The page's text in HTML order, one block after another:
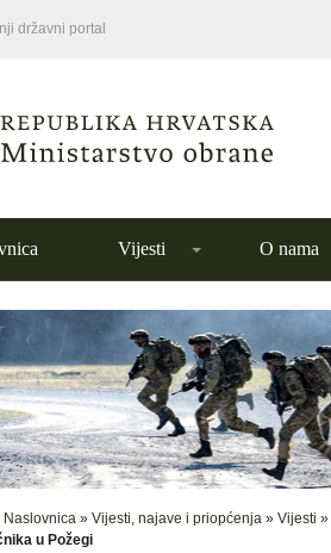
državni portal
Vijesti O nama
Naslovnica » Vijesti, najave i priopćenja » Vijesti »
u Požegi